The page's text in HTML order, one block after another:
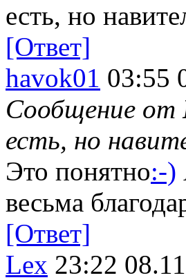
есть, но
[Ответ]
havok01 03:55
Сообщение от
есть, но
Это понятно:-)
весьма
[Ответ]
Lex 23:22